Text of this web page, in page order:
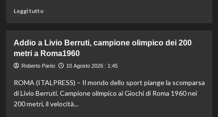
scudetto
Leggi tuttoLeggi
Letture
domenicali
e
Malagò,
è
l’ora
Addio a Livio Berruti, campione olimpico dei 200
metri a Roma1960
Roberto Parisi 10 Agosto 2026 : 1:45
ROMA (ITALPRESS) – Il mondo dello sport piange la scomparsa
di Livio Berruti. Campione olimpico ai Giochi di Roma 1960 nei
200 metri, il velocità...